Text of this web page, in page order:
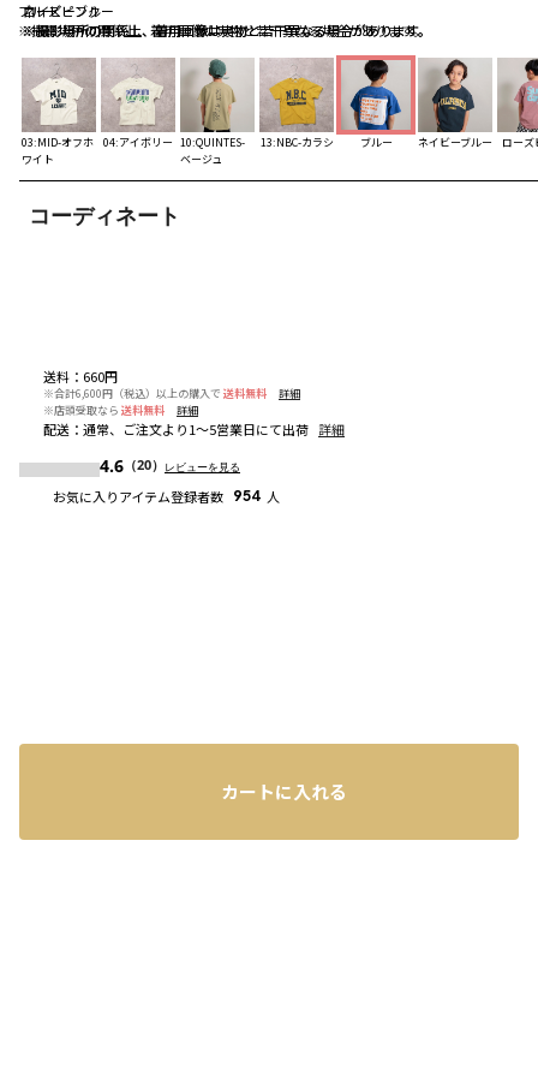
ブルー
※撮影場所の関係上、着用画像は実物と若干異なる場合があります。
ネイビーブルー
※撮影場所の関係上、着用画像は実物と若干異なる場合があります。
ローズピンク
※撮影場所の関係上、着用画像は実物と若干異なる場合があります。
03:MID-オフホ
ワイト
04:アイボリー 10:QUINTES-
ベージュ
13:NBC-カラシ ブルー ネイビーブルー ローズ
コーディネート
送料 ： 660円
※合計6,600円（税込）以上の購入で 送料無料
詳細
※店頭受取なら 送料無料 詳細
配送 ： 通常、ご注文より1～5営業日にて出荷 詳細
4.6 （20） レビューを見る
お気に入りアイテム登録者数 954 人
カートに入れる